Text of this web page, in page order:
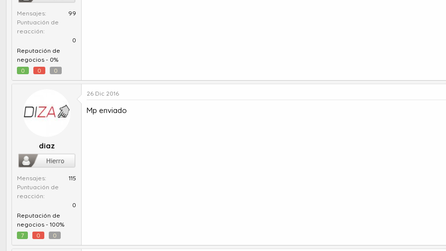
Mensajes
99
Puntuación de
reacción
0
Reputación de
negocios - 0%
0
0 0
diaz
Mensajes
115
Puntuación de
reacción
0
Reputación de
negocios - 100%
7
0 0
26 Dic 2016
Mp enviado